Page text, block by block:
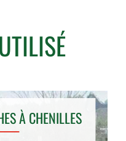
UTILISÉ
À CHENILLES